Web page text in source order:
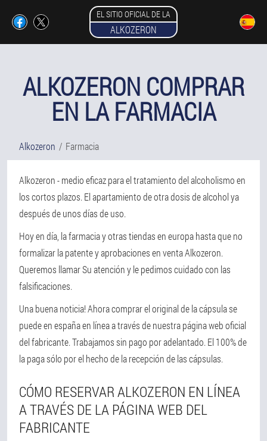
EL SITIO OFICIAL DE LA
ALKOZERON
ALKOZERON COMPRAR
EN LA FARMACIA
Alkozeron Farmacia
Alkozeron - medio eficaz para el tratamiento del alcoholismo en
los cortos plazos. El apartamiento de otra dosis de alcohol ya
después de unos días de uso.
Hoy en día, la farmacia y otras tiendas en europa hasta que no
formalizar la patente y aprobaciones en venta Alkozeron.
Queremos llamar Su atención y le pedimos cuidado con las
falsificaciones.
Una buena noticia! Ahora comprar el original de la cápsula se
puede en españa en línea a través de nuestra página web oficial
del fabricante. Trabajamos sin pago por adelantado. El 100% de
la paga sólo por el hecho de la recepción de las cápsulas.
CÓMO RESERVAR ALKOZERON EN LÍNEA
A TRAVÉS DE LA PÁGINA WEB DEL
FABRICANTE